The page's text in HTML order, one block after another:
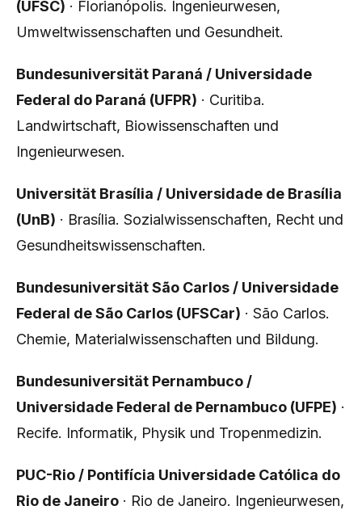
(UFSC) · Florianópolis. Ingenieurwesen,
Umweltwissenschaften und Gesundheit.
Bundesuniversität Paraná / Universidade
Federal do Paraná (UFPR) · Curitiba.
Landwirtschaft, Biowissenschaften und
Ingenieurwesen.
Universität Brasília / Universidade de Brasília
(UnB) · Brasília. Sozialwissenschaften, Recht und
Gesundheitswissenschaften.
Bundesuniversität São Carlos / Universidade
Federal de São Carlos (UFSCar) · São Carlos.
Chemie, Materialwissenschaften und Bildung.
Bundesuniversität Pernambuco /
Universidade Federal de Pernambuco (UFPE) ·
Recife. Informatik, Physik und Tropenmedizin.
PUC-Rio / Pontifícia Universidade Católica do
Rio de Janeiro · Rio de Janeiro. Ingenieurwesen,